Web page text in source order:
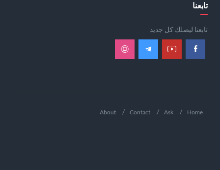
تابعنا
تابعنا ليصلك كل جديد
Home
Ask
Contact
About